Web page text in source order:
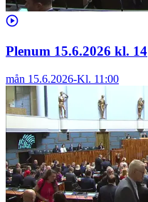
Plenum 15.6.2026 kl. 14
mån 15.6.2026-Kl. 11:00